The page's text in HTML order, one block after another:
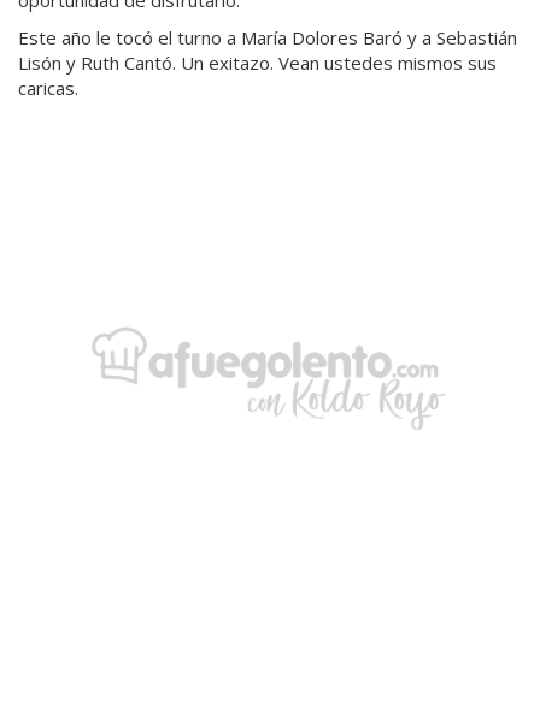
Este año le tocó el turno a María Dolores Baró y a Sebastián
Lisón y Ruth Cantó. Un exitazo. Vean ustedes mismos sus
caricas.